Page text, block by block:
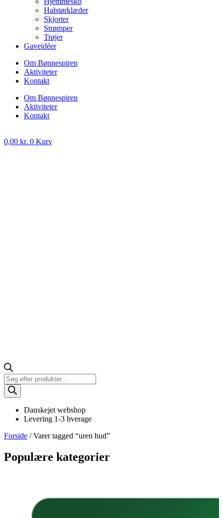
Halstørklæder
Skjorter
Strømper
Trøjer
Gaveidéer
Om Bønnespiren
Aktiviteter
Kontakt
Om Bønnespiren
Aktiviteter
Kontakt
0,00 kr. 0 Kurv
Products
search
Danskejet webshop
Levering 1-3 hverage
Forside / Varer tagged “uren hud”
Populære kategorier